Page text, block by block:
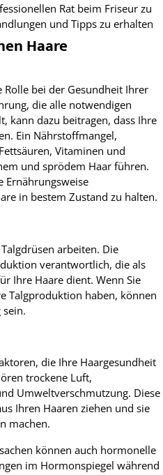
Rat beim Friseur zu
und Tipps zu erhalten
Haare
bei der Gesundheit Ihrer
die alle notwendigen
kann dazu beitragen, dass Ihre
Ein Nährstoffmangel,
Vitaminen und
und sprödem Haar führen.
Ernährungsweise
in bestem Zustand zu halten.
arbeiten. Die
verantwortlich, die als
Ihre Haare dient. Wenn Sie
Talgproduktion haben, können
die Ihre Haargesundheit
trockene Luft,
Umweltverschmutzung. Diese
Ihren Haaren ziehen und sie
machen.
können auch hormonelle
im Hormonspiegel während